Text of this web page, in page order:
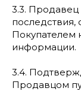
3.3. Продавец
последствия,
Покупателем
информации.
3.4.
Продавцом